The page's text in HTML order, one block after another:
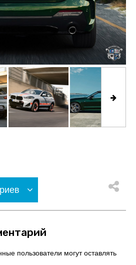
пользователи могут оставлять